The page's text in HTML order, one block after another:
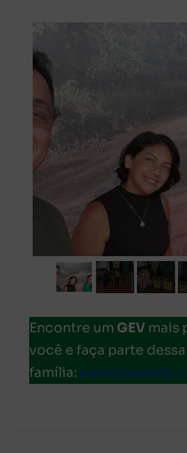
Encontre um GEV mais
você e faça parte
família: